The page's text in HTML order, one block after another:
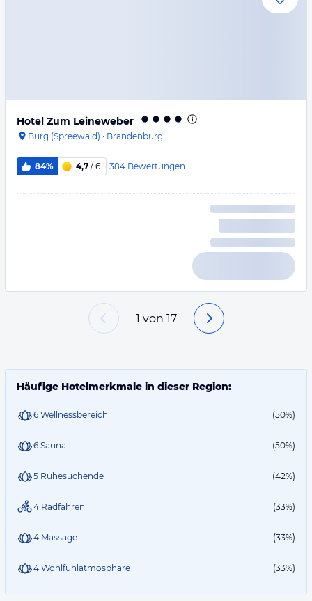
Hotel Zum Leineweber
Burg (Spreewald) · Brandenburg
84% 4,7 / 6 384 Bewertungen
1 von 17
Häufige Hotelmerkmale in dieser Region:
6 Wellnessbereich (50%)
6 Sauna (50%)
5 Ruhesuchende (42%)
4 Radfahren (33%)
4 Massage (33%)
4 Wohlfühlatmosphäre (33%)